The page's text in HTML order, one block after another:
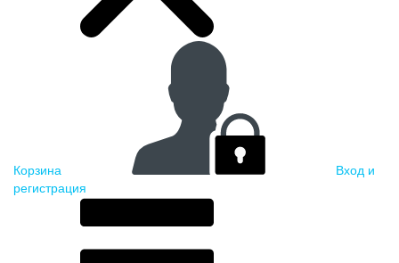
Корзина
Вход и
регистрация